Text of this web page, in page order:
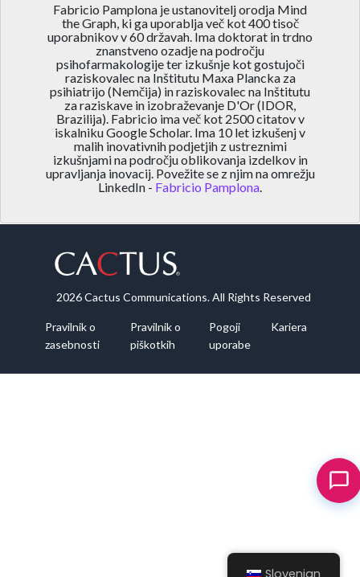
Fabricio Pamplona je ustanovitelj orodja Mind
the Graph, ki ga uporablja več kot 400 tisoč
uporabnikov v 60 državah. Ima doktorat in trdno
znanstveno ozadje na področju
psihofarmakologije ter izkušnje kot gostujoči
raziskovalec na Inštitutu Maxa Plancka za
psihiatrijo (Nemčija) in raziskovalec na Inštitutu
za raziskave in izobraževanje D'Or (IDOR,
Brazilija). Fabricio ima več kot 2500 citatov v
iskalniku Google Scholar. Ima 10 let izkušenj v
malih inovativnih podjetjih z ustreznimi
izkušnjami na področju oblikovanja izdelkov in
upravljanja inovacij. Povežite se z njim na omrežju
LinkedIn - Fabricio Pamplona.
2026 Cactus Communications. All Rights Reserved
Pravilnik o
zasebnosti
Pravilnik o
piškotkih
Pogoji
uporabe
Kariera
Slovenian